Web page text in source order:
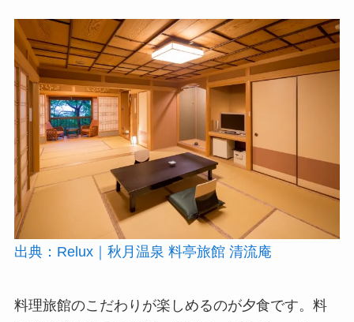
出典：Relux｜秋月温泉 料亭旅館 清流庵
料理旅館のこだわりが楽しめるのが夕食です。料